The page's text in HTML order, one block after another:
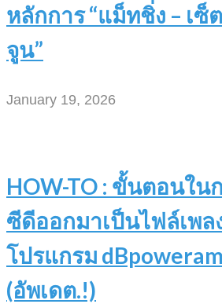
หลักการ “แม็ทชิ่ง – เซ็
จูน”
January 19, 2026
HOW-TO : ขั้นตอนใน
ซีดีออกมาเป็นไฟล์เพล
โปรแกรม
(อัพเดต.!)